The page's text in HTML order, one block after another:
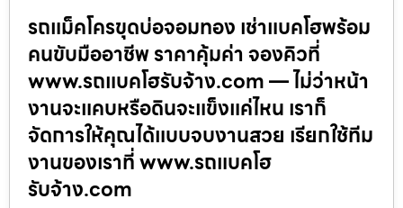
รถแม็คโครขุดบ่อจอมทอง เช่าแบคโฮพร้อม
คนขับมืออาชีพ ราคาคุ้มค่า จองคิวที่
www.รถแบคโฮรับจ้าง.com — ไม่ว่าหน้า
งานจะแคบหรือดินจะแข็งแค่ไหน เราก็
จัดการให้คุณได้แบบจบงานสวย เรียกใช้ทีม
งานของเราที่ www.รถแบคโฮ
รับจ้าง.com